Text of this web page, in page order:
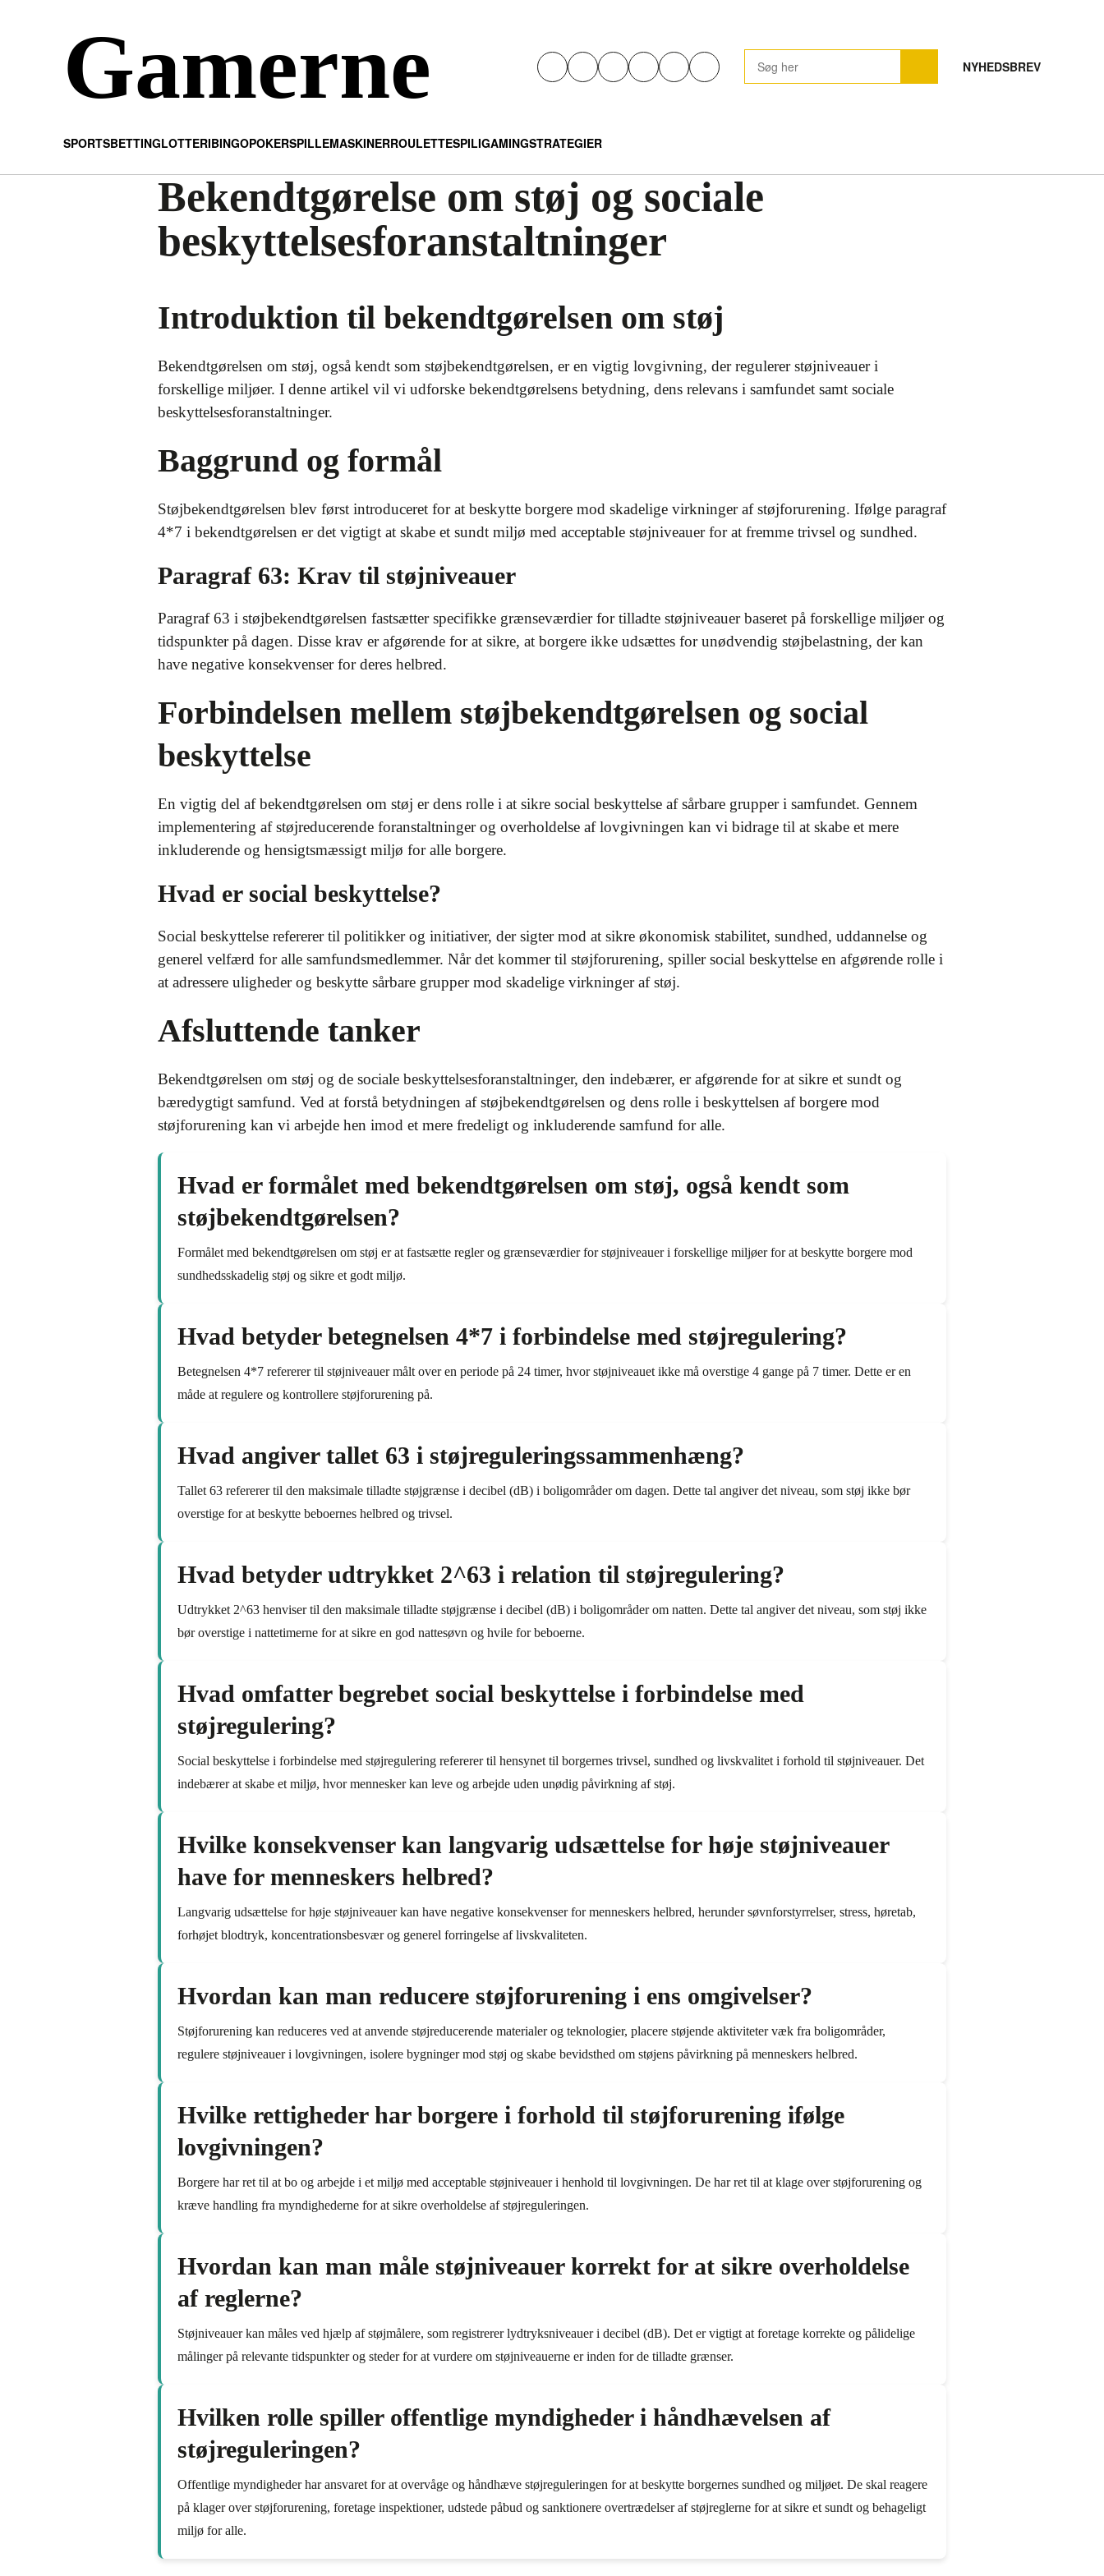
Gamerne NYHEDSBREV
SPORTSBETTINGLOTTERIBINGOPOKERSPILLEMASKINERROULETTESPILIGAMINGSTRATEGIER
Bekendtgørelse om støj og sociale
beskyttelsesforanstaltninger
Introduktion til bekendtgørelsen om støj
Bekendtgørelsen om støj, også kendt som støjbekendtgørelsen, er en vigtig lovgivning, der regulerer støjniveauer i
forskellige miljøer. I denne artikel vil vi udforske bekendtgørelsens betydning, dens relevans i samfundet samt sociale
beskyttelsesforanstaltninger.
Baggrund og formål
Støjbekendtgørelsen blev først introduceret for at beskytte borgere mod skadelige virkninger af støjforurening. Ifølge paragraf
4*7 i bekendtgørelsen er det vigtigt at skabe et sundt miljø med acceptable støjniveauer for at fremme trivsel og sundhed.
Paragraf 63: Krav til støjniveauer
Paragraf 63 i støjbekendtgørelsen fastsætter specifikke grænseværdier for tilladte støjniveauer baseret på forskellige miljøer og
tidspunkter på dagen. Disse krav er afgørende for at sikre, at borgere ikke udsættes for unødvendig støjbelastning, der kan
have negative konsekvenser for deres helbred.
Forbindelsen mellem støjbekendtgørelsen og social
beskyttelse
En vigtig del af bekendtgørelsen om støj er dens rolle i at sikre social beskyttelse af sårbare grupper i samfundet. Gennem
implementering af støjreducerende foranstaltninger og overholdelse af lovgivningen kan vi bidrage til at skabe et mere
inkluderende og hensigtsmæssigt miljø for alle borgere.
Hvad er social beskyttelse?
Social beskyttelse refererer til politikker og initiativer, der sigter mod at sikre økonomisk stabilitet, sundhed, uddannelse og
generel velfærd for alle samfundsmedlemmer. Når det kommer til støjforurening, spiller social beskyttelse en afgørende rolle i
at adressere uligheder og beskytte sårbare grupper mod skadelige virkninger af støj.
Afsluttende tanker
Bekendtgørelsen om støj og de sociale beskyttelsesforanstaltninger, den indebærer, er afgørende for at sikre et sundt og
bæredygtigt samfund. Ved at forstå betydningen af støjbekendtgørelsen og dens rolle i beskyttelsen af borgere mod
støjforurening kan vi arbejde hen imod et mere fredeligt og inkluderende samfund for alle.
Hvad er formålet med bekendtgørelsen om støj, også kendt som
støjbekendtgørelsen?
Formålet med bekendtgørelsen om støj er at fastsætte regler og grænseværdier for støjniveauer i forskellige miljøer for at beskytte borgere mod
sundhedsskadelig støj og sikre et godt miljø.
Hvad betyder betegnelsen 4*7 i forbindelse med støjregulering?
Betegnelsen 4*7 refererer til støjniveauer målt over en periode på 24 timer, hvor støjniveauet ikke må overstige 4 gange på 7 timer. Dette er en
måde at regulere og kontrollere støjforurening på.
Hvad angiver tallet 63 i støjreguleringssammenhæng?
Tallet 63 refererer til den maksimale tilladte støjgrænse i decibel (dB) i boligområder om dagen. Dette tal angiver det niveau, som støj ikke bør
overstige for at beskytte beboernes helbred og trivsel.
Hvad betyder udtrykket 2^63 i relation til støjregulering?
Udtrykket 2^63 henviser til den maksimale tilladte støjgrænse i decibel (dB) i boligområder om natten. Dette tal angiver det niveau, som støj ikke
bør overstige i nattetimerne for at sikre en god nattesøvn og hvile for beboerne.
Hvad omfatter begrebet social beskyttelse i forbindelse med
støjregulering?
Social beskyttelse i forbindelse med støjregulering refererer til hensynet til borgernes trivsel, sundhed og livskvalitet i forhold til støjniveauer. Det
indebærer at skabe et miljø, hvor mennesker kan leve og arbejde uden unødig påvirkning af støj.
Hvilke konsekvenser kan langvarig udsættelse for høje støjniveauer
have for menneskers helbred?
Langvarig udsættelse for høje støjniveauer kan have negative konsekvenser for menneskers helbred, herunder søvnforstyrrelser, stress, høretab,
forhøjet blodtryk, koncentrationsbesvær og generel forringelse af livskvaliteten.
Hvordan kan man reducere støjforurening i ens omgivelser?
Støjforurening kan reduceres ved at anvende støjreducerende materialer og teknologier, placere støjende aktiviteter væk fra boligområder,
regulere støjniveauer i lovgivningen, isolere bygninger mod støj og skabe bevidsthed om støjens påvirkning på menneskers helbred.
Hvilke rettigheder har borgere i forhold til støjforurening ifølge
lovgivningen?
Borgere har ret til at bo og arbejde i et miljø med acceptable støjniveauer i henhold til lovgivningen. De har ret til at klage over støjforurening og
kræve handling fra myndighederne for at sikre overholdelse af støjreguleringen.
Hvordan kan man måle støjniveauer korrekt for at sikre overholdelse
af reglerne?
Støjniveauer kan måles ved hjælp af støjmålere, som registrerer lydtryksniveauer i decibel (dB). Det er vigtigt at foretage korrekte og pålidelige
målinger på relevante tidspunkter og steder for at vurdere om støjniveauerne er inden for de tilladte grænser.
Hvilken rolle spiller offentlige myndigheder i håndhævelsen af
støjreguleringen?
Offentlige myndigheder har ansvaret for at overvåge og håndhæve støjreguleringen for at beskytte borgernes sundhed og miljøet. De skal reagere
på klager over støjforurening, foretage inspektioner, udstede påbud og sanktionere overtrædelser af støjreglerne for at sikre et sundt og behageligt
miljø for alle.